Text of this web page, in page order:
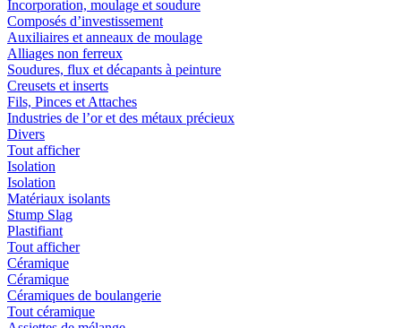
Incorporation, moulage et soudure
Composés d’investissement
Auxiliaires et anneaux de moulage
Alliages non ferreux
Soudures, flux et décapants à peinture
Creusets et inserts
Fils, Pinces et Attaches
Industries de l’or et des métaux précieux
Divers
Tout afficher
Isolation
Isolation
Matériaux isolants
Stump Slag
Plastifiant
Tout afficher
Céramique
Céramique
Céramiques de boulangerie
Tout céramique